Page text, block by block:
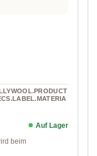
beim
Auf Lager